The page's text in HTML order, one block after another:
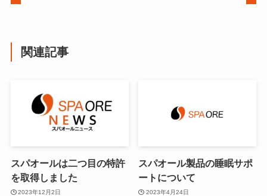
関連記事
スパオールは二つ目の特許
を取得しました
2023年12月2日
スパオール製品の睡眠サポ
ートについて
2023年4月24日